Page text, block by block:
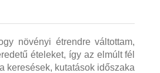
növényi étrendre váltottam,
ételeket, így az elmúlt fél
keresések, kutatások időszaka